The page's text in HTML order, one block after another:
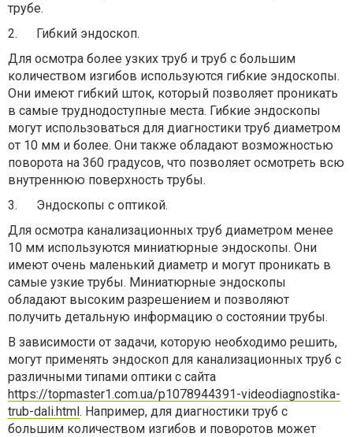
трубе.
2.
Гибкий эндоскоп.
Для осмотра более узких труб и труб с большим
количеством изгибов используются гибкие эндоскопы.
Они имеют гибкий шток, который позволяет проникать
в самые труднодоступные места. Гибкие эндоскопы
могут использоваться для диагностики труб диаметром
от 10 мм и более. Они также обладают возможностью
поворота на 360 градусов, что позволяет осмотреть всю
внутреннюю поверхность трубы.
3.
Эндоскопы с оптикой.
Для осмотра канализационных труб диаметром менее
10 мм используются миниатюрные эндоскопы. Они
имеют очень маленький диаметр и могут проникать в
самые узкие трубы. Миниатюрные эндоскопы
обладают высоким разрешением и позволяют
получить детальную информацию о состоянии трубы.
В зависимости от задачи, которую необходимо решить,
могут применять эндоскоп для канализационных труб с
различными типами оптики с сайта
https://topmaster1.com.ua/p1078944391-videodiagnostika-
trub-dali.html. Например, для диагностики труб с
большим количеством изгибов и поворотов может